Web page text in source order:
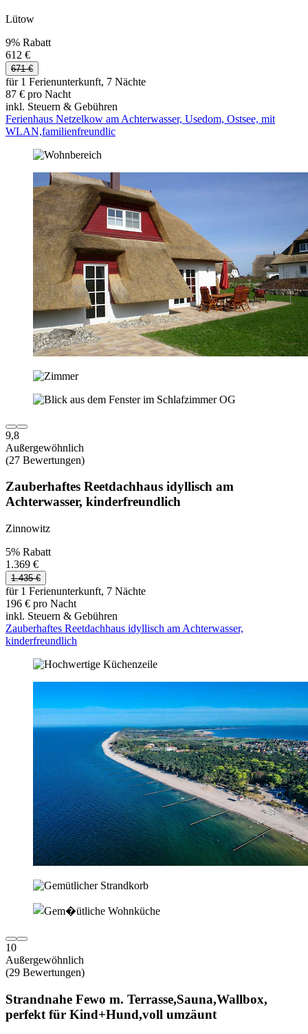
Lütow
9% Rabatt
612 €
671 €
für 1 Ferienunterkunft, 7 Nächte
87 € pro Nacht
inkl. Steuern & Gebühren
Ferienhaus Netzelkow am Achterwasser, Usedom, Ostsee, mit
WLAN,familienfreundlic
9,8
Außergewöhnlich
(27 Bewertungen)
Zauberhaftes Reetdachhaus idyllisch am
Achterwasser, kinderfreundlich
Zinnowitz
5% Rabatt
1.369 €
1.435 €
für 1 Ferienunterkunft, 7 Nächte
196 € pro Nacht
inkl. Steuern & Gebühren
Zauberhaftes Reetdachhaus idyllisch am Achterwasser,
kinderfreundlich
10
Außergewöhnlich
(29 Bewertungen)
Strandnahe Fewo m. Terrasse,Sauna,Wallbox,
perfekt für Kind+Hund,voll umzäunt